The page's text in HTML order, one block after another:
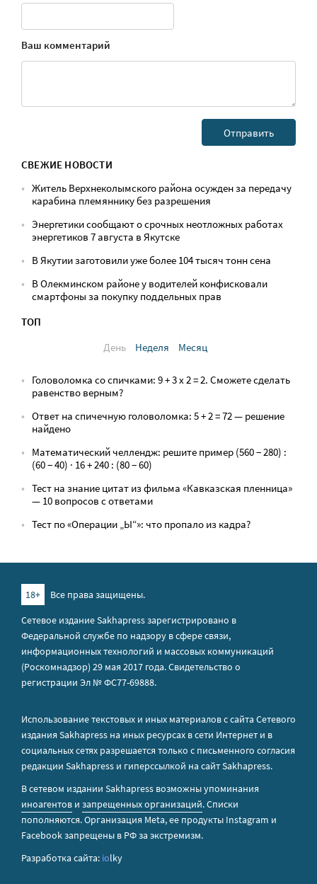
Ваш комментарий
СВЕЖИЕ НОВОСТИ
Житель Верхнеколымского района осужден за передачу
карабина племяннику без разрешения
Энергетики сообщают о срочных неотложных работах
энергетиков 7 августа в Якутске
В Якутии заготовили уже более 104 тысяч тонн сена
В Олекминском районе у водителей конфисковали
смартфоны за покупку поддельных прав
ТОП
День
Неделя Месяц
Головоломка со спичками: 9 + 3 х 2 = 2. Сможете сделать
равенство верным?
Ответ на спичечную головоломка: 5 + 2 = 72 — решение
найдено
Математический челлендж: решите пример (560 − 280) :
(60 − 40) · 16 + 240 : (80 − 60)
Тест на знание цитат из фильма «Кавказская пленница»
— 10 вопросов с ответами
Тест по «Операции „Ы“»: что пропало из кадра?
18+
Все права защищены.
Сетевое издание Sakhapress зарегистрировано в
Федеральной службе по надзору в сфере связи,
информационных технологий и массовых коммуникаций
(Роскомнадзор) 29 мая 2017 года. Свидетельство о
регистрации Эл № ФС77-69888.
Использование текстовых и иных материалов с сайта Сетевого
издания Sakhapress на иных ресурсах в сети Интернет и в
социальных сетях разрешается только с письменного согласия
редакции Sakhapress и гиперссылкой на сайт Sakhapress.
В сетевом издании Sakhapress возможны упоминания
иноагентов и запрещенных организаций. Списки
пополняются. Организация Metа, ее продукты Instagram и
Facebook запрещены в РФ за экстремизм.
Разработка сайта: iolky